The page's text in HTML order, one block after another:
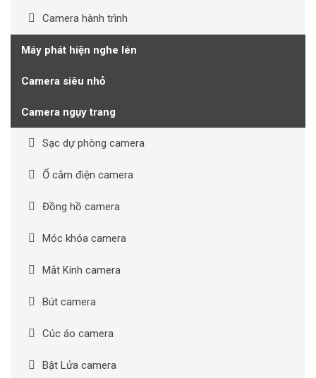
Camera hành trình
Máy phát hiện nghe lén
Camera siêu nhỏ
Camera ngụy trang
Sạc dự phòng camera
Ổ cắm điện camera
Đồng hồ camera
Móc khóa camera
Mắt Kính camera
Bút camera
Cúc áo camera
Bật Lửa camera